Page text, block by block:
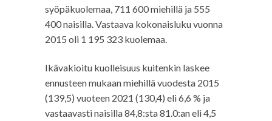
syöpäkuolemaa, 711 600 miehillä ja 555
400 naisilla. Vastaava kokonaisluku vuonna
2015 oli 1 195 323 kuolemaa.
Ikävakioitu kuolleisuus kuitenkin laskee
ennusteen mukaan miehillä vuodesta 2015
(139,5) vuoteen 2021 (130,4) eli 6,6 % ja
vastaavasti naisilla 84,8:sta 81.0:an eli 4,5